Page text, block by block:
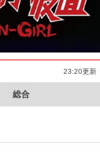
23:20更新
総合